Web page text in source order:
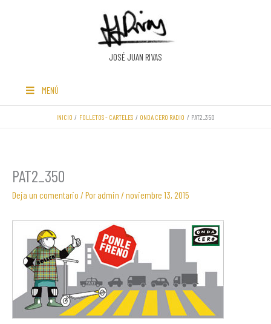
JOSÉ JUAN RIVAS
MENÚ
INICIO FOLLETOS - CARTELES ONDA CERO RADIO PAT2_350
PAT2_350
Deja un comentario / Poradmin /noviembre 13, 2015